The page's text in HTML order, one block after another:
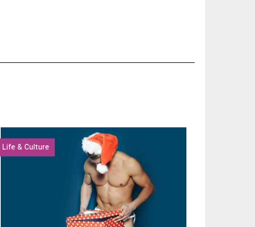
Life & Culture